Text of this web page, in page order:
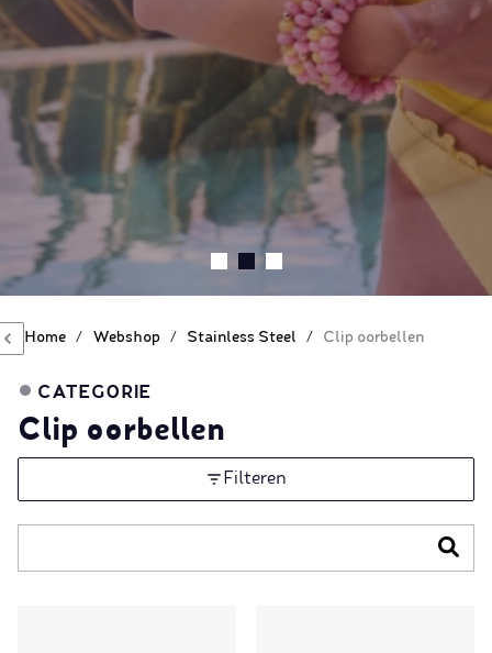
Home / Webshop / Stainless Steel / Clip oorbellen
CATEGORIE
Clip oorbellen
Filteren